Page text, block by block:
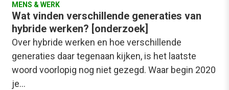
MENS & WERK
Wat vinden verschillende generaties van
hybride werken? [onderzoek]
Over hybride werken en hoe verschillende
generaties daar tegenaan kijken, is het laatste
woord voorlopig nog niet gezegd. Waar begin 2020
je…